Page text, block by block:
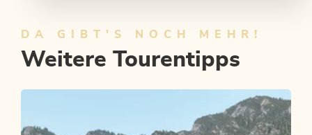
DA GIBT'S NOCH MEHR!
Weitere Tourentipps